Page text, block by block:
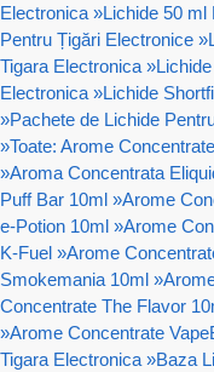
Electronica »Lichide 50 ml
Pentru Țigări Electronice »
Tigara Electronica »
Electronica »Lichide
»Pachete de Lichide
»Toate: Arome
»Aroma Concentrata
Puff Bar 10ml »Arome
e-Potion 10ml »Arome
K-Fuel »Arome
Smokemania 10ml »
Concentrate The Flavor
»Arome Concentrate
Tigara Electronica »Baza